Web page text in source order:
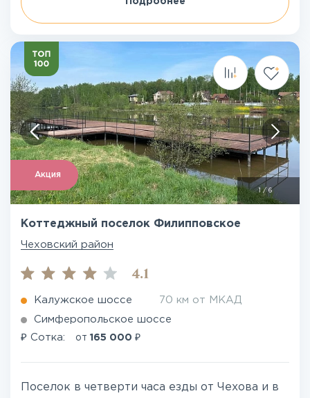
Акция
1/6
Коттеджный поселок Филипповское
Чеховский район
4.1
Калужское шоссе 70 км от МКАД
Симферопольское шоссе
₽ Сотка: от 165 000 ₽
Поселок в четверти часа езды от Чехова и в